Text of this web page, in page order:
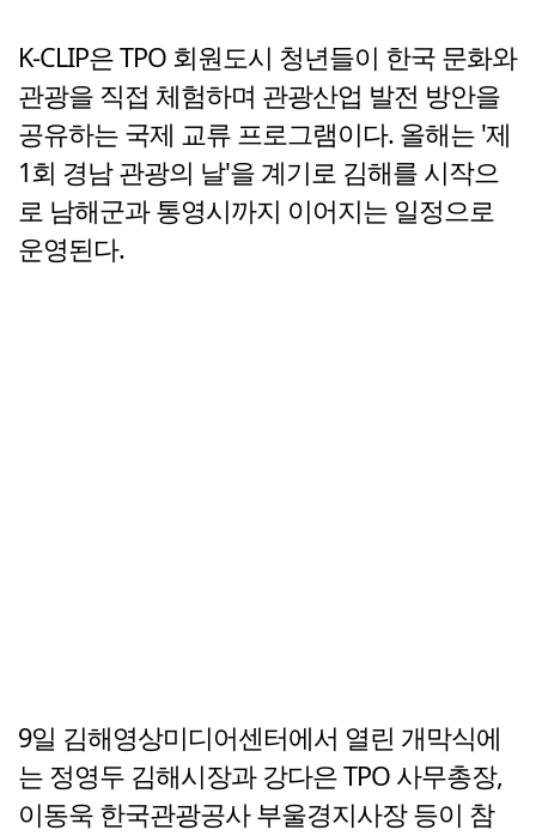
K-CLIP은 TPO 회원도시 청년들이 한국 문화와
관광을 직접 체험하며 관광산업 발전 방안을
공유하는 국제 교류 프로그램이다. 올해는 '제
1회 경남 관광의 날'을 계기로 김해를 시작으
로 남해군과 통영시까지 이어지는 일정으로
운영된다.
9일 김해영상미디어센터에서 열린 개막식에
는 정영두 김해시장과 강다은 TPO 사무총장,
이동욱 한국관광공사 부울경지사장 등이 참